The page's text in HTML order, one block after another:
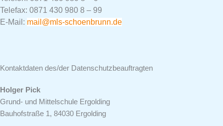
Telefax: 0871 430 980 8 – 99
E-Mail: mail@mls-schoenbrunn.de
Kontaktdaten des/der Datenschutzbeauftragten
Holger Pick
Grund- und Mittelschule Ergolding
Bauhofstraße 1, 84030 Ergolding